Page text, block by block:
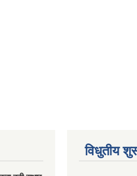
विधुतीय